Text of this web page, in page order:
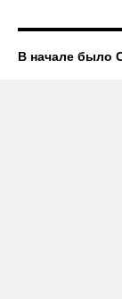
В начале было